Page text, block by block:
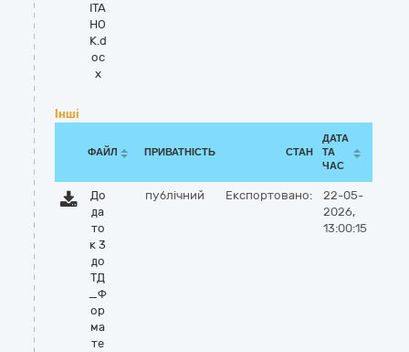
ІТА
НО
К.d
oc
x
Інші
ФАЙЛ ПРИВАТНІСТЬ СТАН
ДАТА
ТА
ЧАС
До
да
то
к 3
до
ТД
_Ф
ор
ма
те
публічний Експортовано:
22-05-
2026,
13:00:15